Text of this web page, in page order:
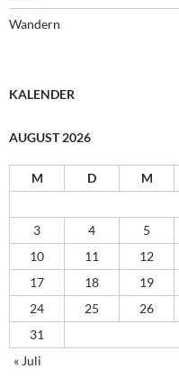
Wandern
KALENDER
AUGUST 2026
M D M
3
4 5
10
11 12
17
18 19
24
25 26
31
« Juli